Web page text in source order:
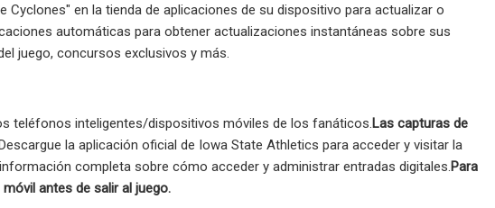
Cyclones" en la tienda de aplicaciones de su dispositivo para actualizar o
automáticas para obtener actualizaciones instantáneas sobre sus
juego, concursos exclusivos y más.
teléfonos inteligentes/dispositivos móviles de los fanáticos. Las capturas de
la aplicación oficial de Iowa State Athletics para acceder y visitar la
completa sobre cómo acceder y administrar entradas digitales. Para
antes de salir al juego.